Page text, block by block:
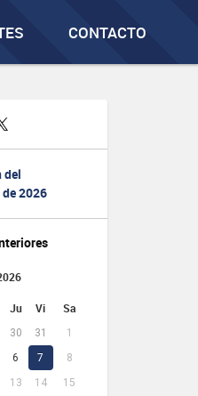
CONTACTO
del
2026
Ju Vi Sa
30 31
1
6 7
8
13 14
15